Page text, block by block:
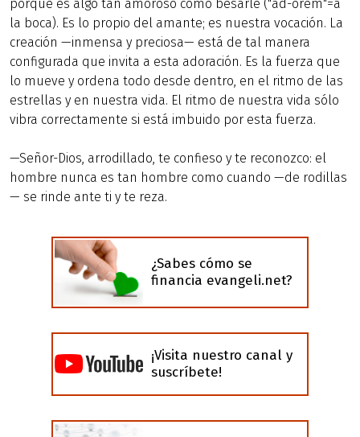
porque es algo tan amoroso como besarle ("ad-orem"=a
la boca). Es lo propio del amante; es nuestra vocación. La
creación —inmensa y preciosa— está de tal manera
configurada que invita a esta adoración. Es la fuerza que
lo mueve y ordena todo desde dentro, en el ritmo de las
estrellas y en nuestra vida. El ritmo de nuestra vida sólo
vibra correctamente si está imbuido por esta fuerza.
—Señor-Dios, arrodillado, te confieso y te reconozco: el
hombre nunca es tan hombre como cuando —de rodillas
— se rinde ante ti y te reza.
¿Sabes cómo se
financia evangeli.net?
¡Visita nuestro canal y
suscríbete!